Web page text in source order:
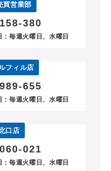
買営業部
380
毎週火曜日、水曜日
フィル店
655
毎週火曜日、水曜日
口店
021
毎週火曜日、水曜日